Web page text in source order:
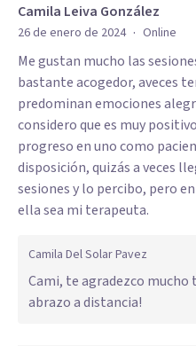
Camila Leiva González
26 de enero de 2024 · Online
Me gustan mucho las
bastante acogedor, aveces
predominan emociones
considero que es muy
progreso en uno como
disposición, quizás a veces
sesiones y lo percibo, pero
ella sea mi terapeuta.
Camila Del Solar Pavez
Cami, te agradezco mucho
abrazo a distancia!